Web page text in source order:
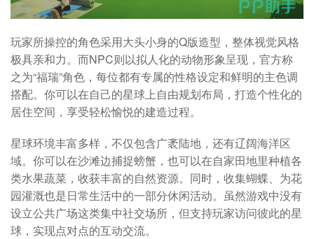
玩家所操控的角色采用大头小身的Q版造型，整体视觉风格
极具亲和力。而NPC则以拟人化的动物形象呈现，官方称
之为“福瑞”角色，每位都有专属的性格设定和鲜明的主色调
搭配。你可以在自己的星球上自由规划布局，打造个性化的
居住空间，享受轻松愉悦的建造过程。
星球环境丰富多样，不仅包含广袤陆地，还有辽阔海洋区
域。你可以在沙滩边捕捉螃蟹，也可以在自家田地里种植各
类水果蔬菜，收获丰富的自然资源。同时，收集蝴蝶、为花
园灌溉也是日常生活中的一部分休闲活动。虽然游戏中没有
设立公共广场这类集中社交场所，但支持玩家访问彼此的星
球，实现点对点的互动交流。